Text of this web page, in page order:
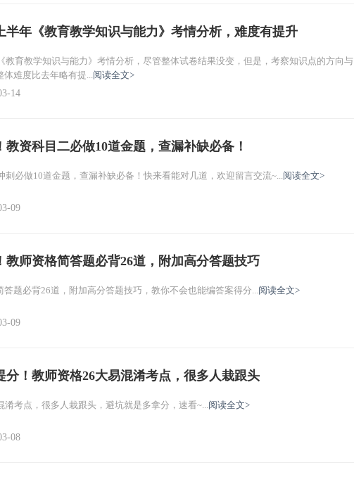
半年《教育教学知识与能力》考情分析，难度有提升
教育教学知识与能力》考情分析，尽管整体试卷结果没变，但是，考察知识点的方向与
体难度比去年略有提...阅读全文>
14
教资科目二必做10道金题，查漏补缺必备！
刺必做10道金题，查漏补缺必备！快来看能对几道，欢迎留言交流~...阅读全文>
09
教师资格简答题必背26道，附加高分答题技巧
答题必背26道，附加高分答题技巧，教你不会也能编答案得分...阅读全文>
09
分！教师资格26大易混淆考点，很多人栽跟头
淆考点，很多人栽跟头，避坑就是多拿分，速看~...阅读全文>
08